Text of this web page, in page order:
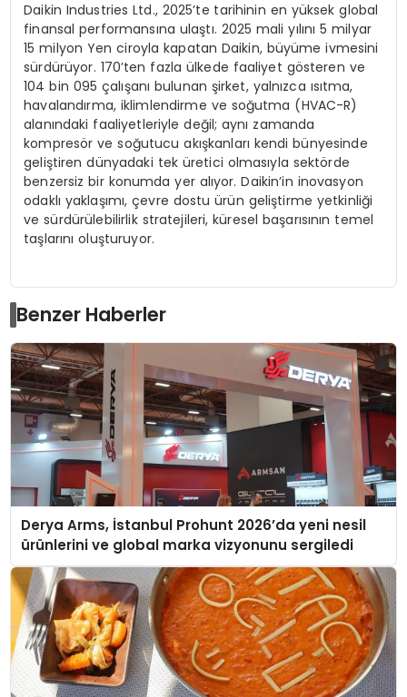
Daikin Industries Ltd., 2025’te tarihinin en yüksek global
finansal performansına ulaştı. 2025 mali yılını 5 milyar
15 milyon Yen ciroyla kapatan Daikin, büyüme ivmesini
sürdürüyor. 170’ten fazla ülkede faaliyet gösteren ve
104 bin 095 çalışanı bulunan şirket, yalnızca ısıtma,
havalandırma, iklimlendirme ve soğutma (HVAC-R)
alanındaki faaliyetleriyle değil; aynı zamanda
kompresör ve soğutucu akışkanları kendi bünyesinde
geliştiren dünyadaki tek üretici olmasıyla sektörde
benzersiz bir konumda yer alıyor. Daikin’in inovasyon
odaklı yaklaşımı, çevre dostu ürün geliştirme yetkinliği
ve sürdürülebilirlik stratejileri, küresel başarısının temel
taşlarını oluşturuyor.
Benzer Haberler
Derya Arms, İstanbul Prohunt 2026’da yeni nesil
ürünlerini ve global marka vizyonunu sergiledi